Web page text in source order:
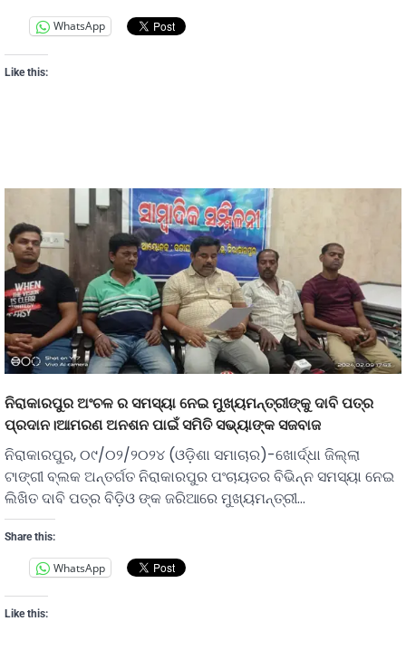
WhatsApp
Like this:
ନିରାକାରପୁର ଅଂଚଳ ର ସମସ୍ୟା ନେଇ ମୁଖ୍ୟମନ୍ତ୍ରୀଙ୍କୁ ଦାବି ପତ୍ର
ପ୍ରଦାନ।ଆମରଣ ଅନଶନ ପାଇଁ ସମିତି ସଭ୍ୟାଙ୍କ ସଜବାଜ
ନିରାକାରପୁର, ୦୯/୦୨/୨୦୨୪ (ଓଡ଼ିଶା ସମାଚାର)-ଖୋର୍ଦ୍ଧା ଜିଲ୍ଲା
ଟାଙ୍ଗୀ ବ୍ଲକ ଅନ୍ତର୍ଗତ ନିରାକାରପୁର ପଂଚାୟତର ବିଭିନ୍ନ ସମସ୍ୟା ନେଇ
ଲିଖିତ ଦାବି ପତ୍ର ବିଡ଼ିଓ ଙ୍କ ଜରିଆରେ ମୁଖ୍ୟମନ୍ତ୍ରୀ…
Share this:
WhatsApp
Like this: